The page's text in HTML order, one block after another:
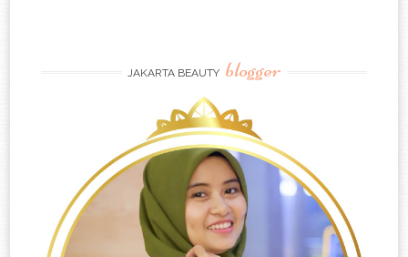
JAKARTA BEAUTY blogger